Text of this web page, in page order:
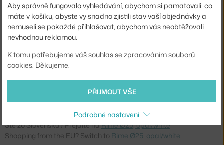
Hlavní materiál:
sklo
Patice / zdroj:
E14
Distribuce světla:
Zdroj součástí:
ne
Max Watt (LED):
EAN
5713294581043
Ste zo Slovenska? Prejdite naRime Ø25, opal/white
Shopping from the EU? Switch to Rime Ø25, opal/white
Aby správně fungovalo vyhledávání, abychom si pamatovali, co
máte v košíku, abyste vy snadno zjistili stav vaší objednávky a
nemuseli se pokaždé přihlašovat, abychom vás neobtěžovali
nevhodnou reklamou.
K tomu potřebujeme váš souhlas se zpracováním souborů
cookies. Děkujeme.
PŘIJMOUT VŠE
Podrobné nastavení